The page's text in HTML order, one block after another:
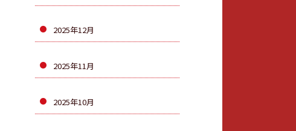
2025年12月
2025年11月
2025年10月